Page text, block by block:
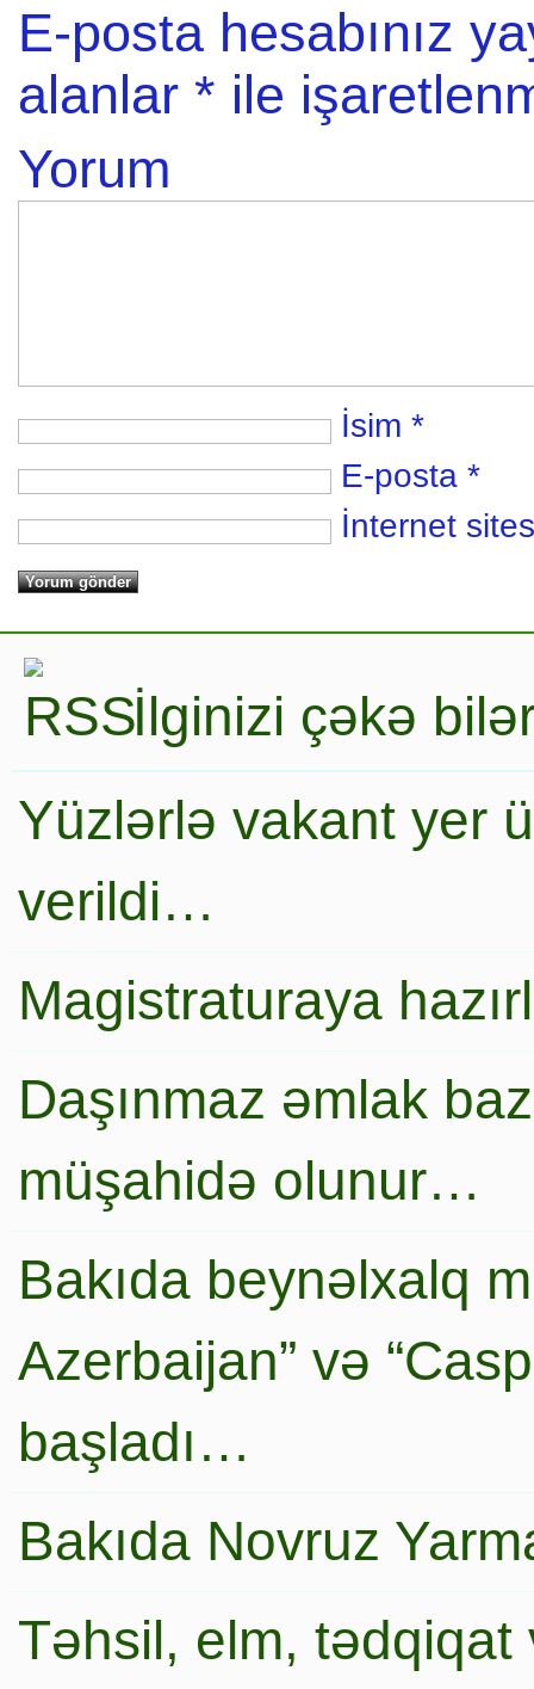
E-posta hesabınız
alanlar * ile
Yorum
İsim *
E-posta *
İnternet
İlginizi çəkə
Yüzlərlə vakant yer
verildi…
Magistraturaya
Daşınmaz əmlak
müşahidə olunur…
Bakıda beynəlxalq
Azerbaijan” və
başladı…
Bakıda Novruz
Təhsil, elm,